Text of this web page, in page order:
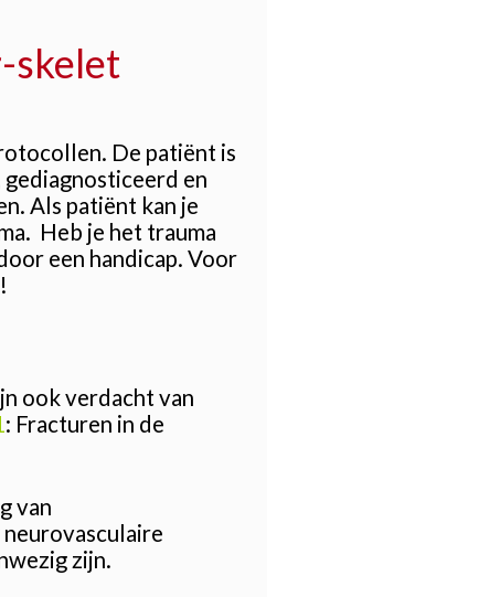
skelet
De patiënt is
en
Als patiënt kan je
Heb je het trauma
een handicap. Voor
ook verdacht van
: Fracturen in de
van
zijn.